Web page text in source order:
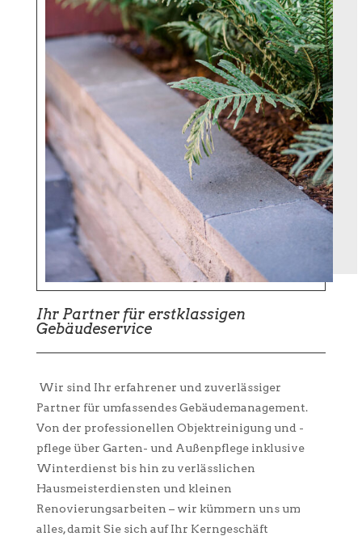
Ihr Partner für erstklassigen
Gebäudeservice
Wir sind Ihr erfahrener und zuverlässiger
Partner für umfassendes Gebäudemanagement.
Von der professionellen Objektreinigung und -
pflege über Garten- und Außenpflege inklusive
Winterdienst bis hin zu verlässlichen
Hausmeisterdiensten und kleinen
Renovierungsarbeiten – wir kümmern uns um
alles, damit Sie sich auf Ihr Kerngeschäft